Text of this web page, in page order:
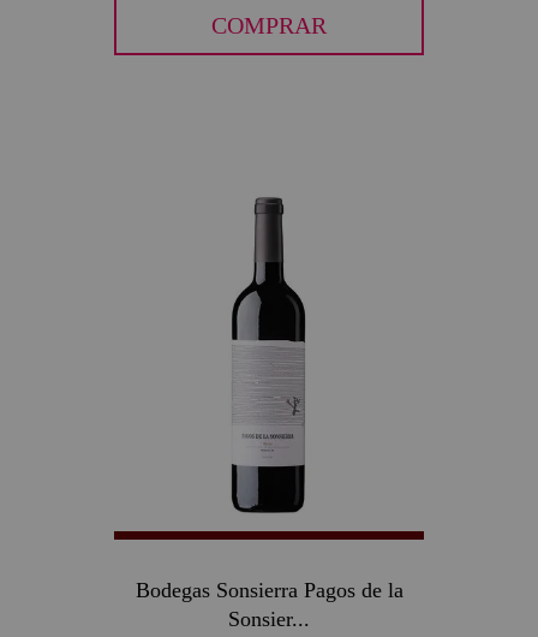
COMPRAR
Bodegas Sonsierra Pagos de la
Sonsier...